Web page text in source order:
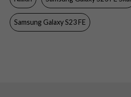
Samsung Galaxy S23 FE